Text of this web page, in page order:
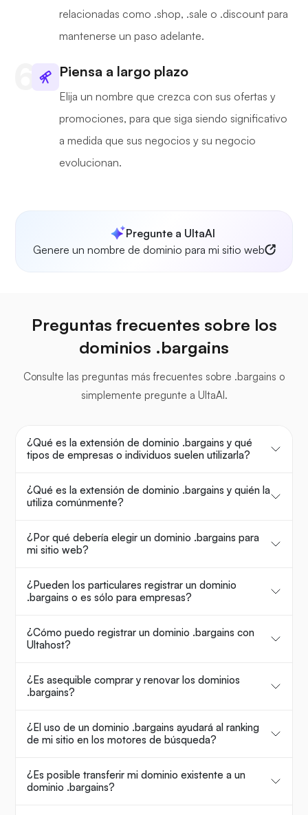
relacionadas como .shop, .sale o .discount para
mantenerse un paso adelante.
Piensa a largo plazo
Elija un nombre que crezca con sus ofertas y
promociones, para que siga siendo significativo
a medida que sus negocios y su negocio
evolucionan.
Pregunte a UltaAI
Genere un nombre de dominio para mi sitio web
Preguntas frecuentes sobre los
dominios .bargains
Consulte las preguntas más frecuentes sobre .bargains o
simplemente pregunte a UltaAI.
¿Qué es la extensión de dominio .bargains y qué
tipos de empresas o individuos suelen utilizarla?
¿Qué es la extensión de dominio .bargains y quién la
utiliza comúnmente?
¿Por qué debería elegir un dominio .bargains para
mi sitio web?
¿Pueden los particulares registrar un dominio
.bargains o es sólo para empresas?
¿Cómo puedo registrar un dominio .bargains con
Ultahost?
¿Es asequible comprar y renovar los dominios
.bargains?
¿El uso de un dominio .bargains ayudará al ranking
de mi sitio en los motores de búsqueda?
¿Es posible transferir mi dominio existente a un
dominio .bargains?